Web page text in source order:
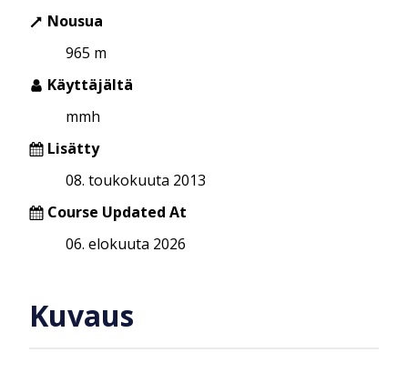
Nousua
965 m
Käyttäjältä
mmh
Lisätty
08. toukokuuta 2013
Course Updated At
06. elokuuta 2026
Kuvaus